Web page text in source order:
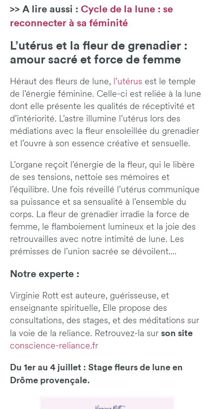
>> A lire aussi : Cycle de la lune : se
reconnecter à sa féminité
L’utérus et la fleur de grenadier :
amour sacré et force de femme
Héraut des fleurs de lune, l’utérus est le temple
de l’énergie féminine. Celle-ci est reliée à la lune
dont elle présente les qualités de réceptivité et
d’intériorité. L’astre illumine l’utérus lors des
médiations avec la fleur ensoleillée du grenadier
et l’ouvre à son essence créative et sensuelle.
L’organe reçoit l’énergie de la fleur, qui le libère
de ses tensions, nettoie ses mémoires et
l’équilibre. Une fois réveillé l’utérus communique
sa puissance et sa sensualité à l’ensemble du
corps. La fleur de grenadier irradie la force de
femme, le flamboiement lumineux et la joie des
retrouvailles avec notre intimité de lune. Les
prémisses de l’union sacrée se dévoilent....
Notre experte :
Virginie Rott est auteure, guérisseuse, et
enseignante spirituelle, Elle propose des
consultations, des stages, et des méditations sur
la voie de la reliance. Retrouvez-la sur son site
conscience-reliance.fr
Du 1er au 4 juillet : Stage fleurs de lune en
Drôme provençale.